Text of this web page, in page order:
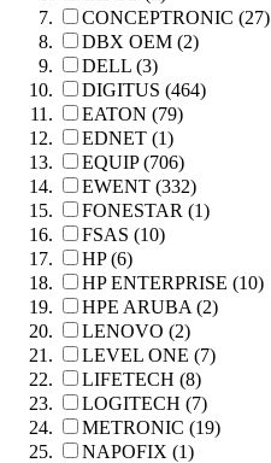
CONCEPTRONIC (27)
DBX OEM (2)
DELL (3)
DIGITUS (464)
EATON (79)
EDNET (1)
EQUIP (706)
EWENT (332)
FONESTAR (1)
FSAS (10)
HP (6)
HP ENTERPRISE (10)
HPE ARUBA (2)
LENOVO (2)
LEVEL ONE (7)
LIFETECH (8)
LOGITECH (7)
METRONIC (19)
NAPOFIX (1)